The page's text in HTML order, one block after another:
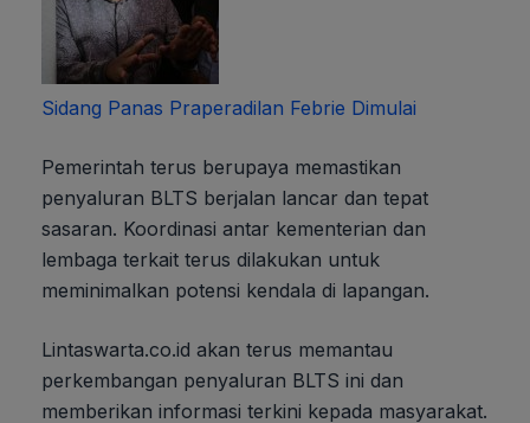
Sidang Panas Praperadilan Febrie Dimulai
Pemerintah terus berupaya memastikan
penyaluran BLTS berjalan lancar dan tepat
sasaran. Koordinasi antar kementerian dan
lembaga terkait terus dilakukan untuk
meminimalkan potensi kendala di lapangan.
Lintaswarta.co.id akan terus memantau
perkembangan penyaluran BLTS ini dan
memberikan informasi terkini kepada masyarakat.